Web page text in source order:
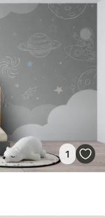
1